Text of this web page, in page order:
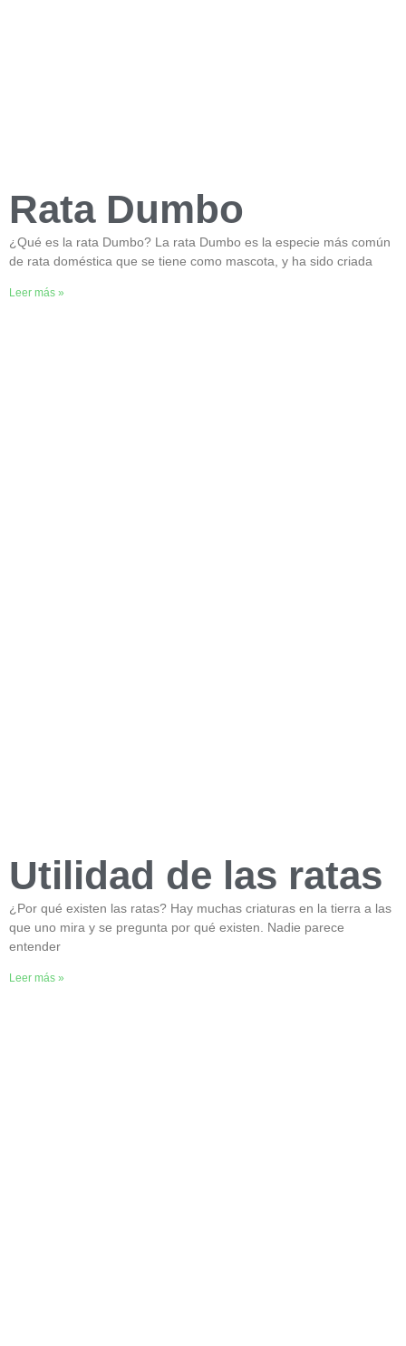
Rata Dumbo
¿Qué es la rata Dumbo? La rata Dumbo es la especie más común
de rata doméstica que se tiene como mascota, y ha sido criada
Leer más »
Utilidad de las ratas
¿Por qué existen las ratas? Hay muchas criaturas en la tierra a las
que uno mira y se pregunta por qué existen. Nadie parece
entender
Leer más »